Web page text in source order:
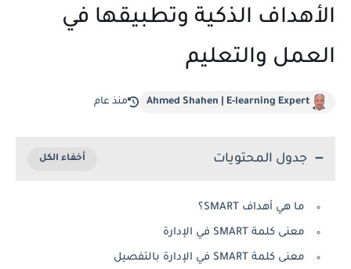
الأهداف الذكية وتطبيقها في
العمل والتعليم
Ahmed Shahen | E-learning Expert منذ عام
جدول المحتويات
ما هي أهداف SMART؟
معنى كلمة SMART في الإدارة
معنى كلمة SMART في الإدارة بالتفصيل